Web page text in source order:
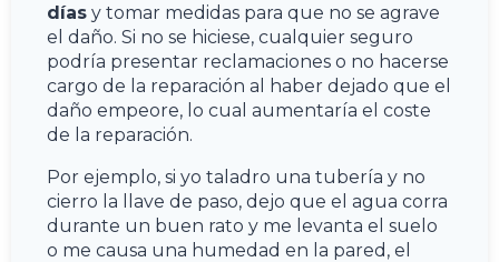
días y tomar medidas para que no se agrave
el daño. Si no se hiciese, cualquier seguro
podría presentar reclamaciones o no hacerse
cargo de la reparación al haber dejado que el
daño empeore, lo cual aumentaría el coste
de la reparación.
Por ejemplo, si yo taladro una tubería y no
cierro la llave de paso, dejo que el agua corra
durante un buen rato y me levanta el suelo
o me causa una humedad en la pared, el